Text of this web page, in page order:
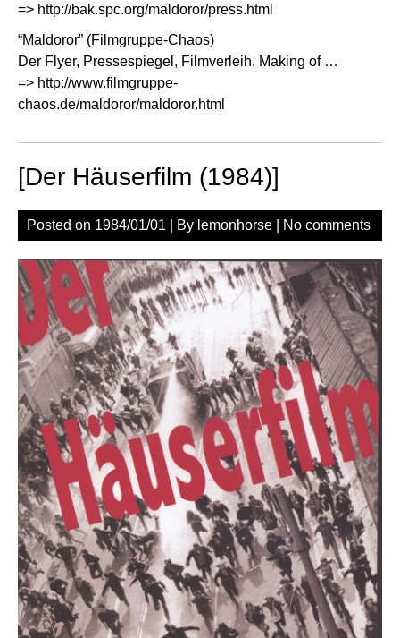
=> http://bak.spc.org/maldoror/press.html
“Maldoror” (Filmgruppe-Chaos)
Der Flyer, Pressespiegel, Filmverleih, Making of …
=> http://www.filmgruppe-
chaos.de/maldoror/maldoror.html
[Der Häuserfilm (1984)]
Posted on 1984/01/01 | By lemonhorse No comments